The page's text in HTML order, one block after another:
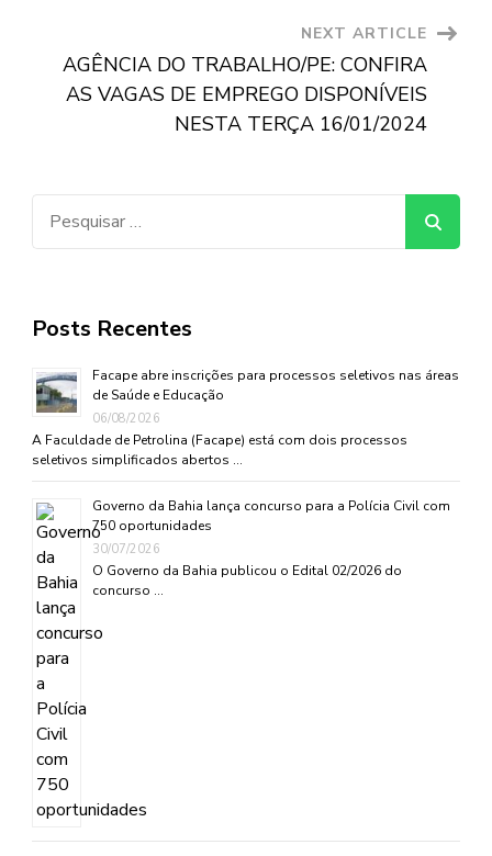
NEXT ARTICLE
AGÊNCIA DO TRABALHO/PE: CONFIRA
AS VAGAS DE EMPREGO DISPONÍVEIS
NESTA TERÇA 16/01/2024
Posts Recentes
Facape abre inscrições para processos seletivos nas áreas
de Saúde e Educação
06/08/2026
A Faculdade de Petrolina (Facape) está com dois processos
seletivos simplificados abertos …
Governo da Bahia lança concurso para a Polícia Civil com
750 oportunidades
30/07/2026
O Governo da Bahia publicou o Edital 02/2026 do
concurso …